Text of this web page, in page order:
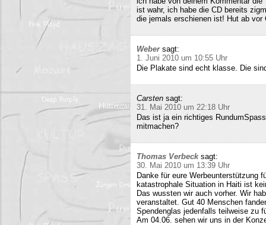
ist wahr, ich habe die CD bereits
die jemals erschienen ist! Hut ab vor
Weber sagt:
1. Juni 2010 um 10:55 Uhr
Die Plakate sind echt klasse. Die
Carsten sagt:
31. Mai 2010 um 22:18 Uhr
Das ist ja ein richtiges
mitmachen?
Thomas Verbeck sagt:
30. Mai 2010 um 13:39 Uhr
Danke für eure Werbeunterstützung
katastrophale Situation in Haiti ist
Das wussten wir auch vorher. Wir
veranstaltet. Gut 40 Menschen
Spendenglas jedenfalls teilweise zu
Am 04.06. sehen wir uns in der